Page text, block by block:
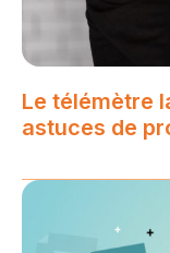
Le télémètre
astuces de